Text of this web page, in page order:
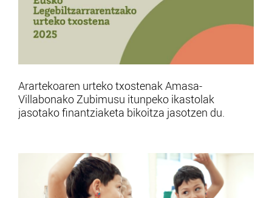
Arartekoaren urteko txostenak Amasa-
Villabonako Zubimusu itunpeko ikastolak
jasotako finantziaketa bikoitza jasotzen du.